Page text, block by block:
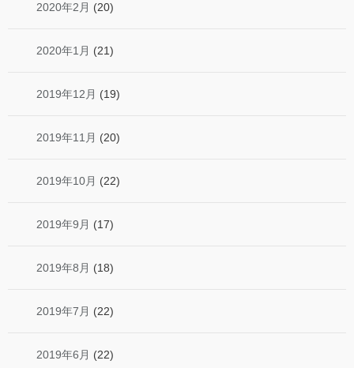
2020年2月 (20)
2020年1月 (21)
2019年12月 (19)
2019年11月 (20)
2019年10月 (22)
2019年9月 (17)
2019年8月 (18)
2019年7月 (22)
2019年6月 (22)